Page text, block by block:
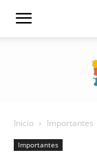
Diario
Portada
Inicio Importantes
Importantes